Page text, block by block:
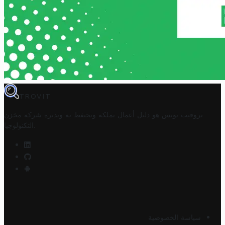
TROVIT
تروفيت تونس هو دليل أعمال تملكه وتحتفظ به وتديره
شركة مخزن
التكنولوجيا
سياسة الخصوصية